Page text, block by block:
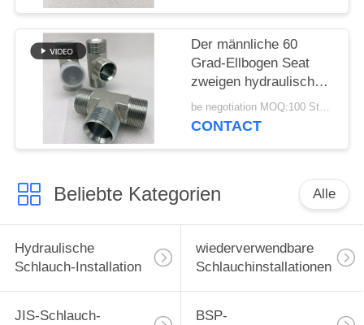
Der männliche 60
Grad-Ellbogen Seat
zweigen hydraulische
Schlauch-Installationen
Bsp ab
be negotiation MOQ:100 Stücke
CONTACT
Beliebte Kategorien Alle
Hydraulische
Schlauch-Installation
wiederverwendbare
Schlauchinstallationen
JIS-Schlauch-
BSP-